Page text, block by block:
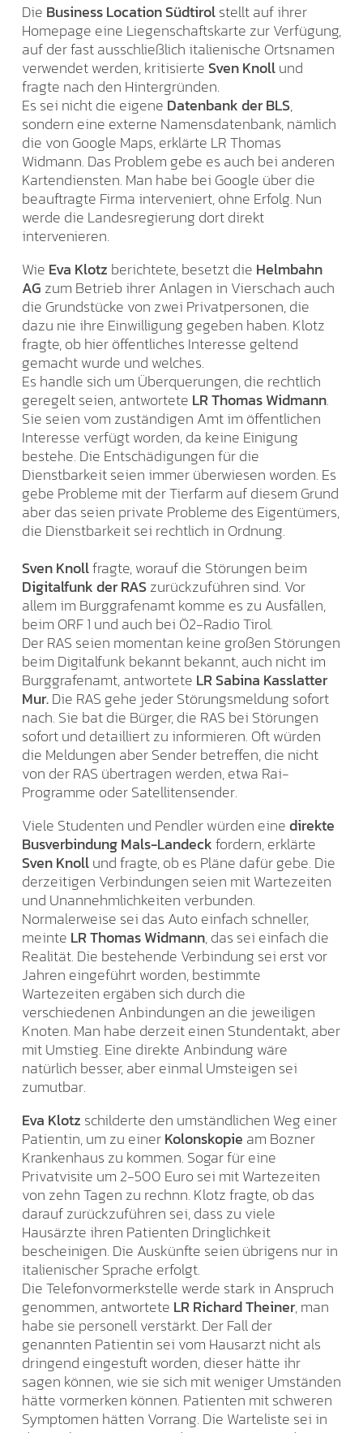
Die Business Location Südtirolstellt auf ihrer
Homepage eine Liegenschaftskarte zur Verfügung,
auf der fast ausschließlich italienische Ortsnamen
verwendet werden, kritisierteSven Knollund
fragte nach den Hintergründen.
Es sei nicht die eigene Datenbank der BLS,
sondern eine externe Namensdatenbank, nämlich
die von Google Maps, erklärte LR Thomas
Widmann. Das Problem gebe es auch bei anderen
Kartendiensten. Man habe bei Google über die
beauftragte Firma interveniert, ohne Erfolg. Nun
werde die Landesregierung dort direkt
intervenieren.
Wie Eva Klotz berichtete, besetzt die Helmbahn
AG zum Betrieb ihrer Anlagen in Vierschach auch
die Grundstücke von zwei Privatpersonen, die
dazu nie ihre Einwilligung gegeben haben. Klotz
fragte, ob hier öffentliches Interesse geltend
gemacht wurde und welches.
Es handle sich um Überquerungen, die rechtlich
geregelt seien, antwortete LR Thomas Widmann.
Sie seien vom zuständigen Amt im öffentlichen
Interesse verfügt worden, da keine Einigung
bestehe. Die Entschädigungen für die
Dienstbarkeit seien immer überwiesen worden. Es
gebe Probleme mit der Tierfarm auf diesem Grund
aber das seien private Probleme des Eigentümers,
die Dienstbarkeit sei rechtlich in Ordnung.
Sven Knollfragte, worauf die Störungen beim
Digitalfunk der RASzurückzuführen sind. Vor
allem im Burggrafenamt komme es zu Ausfällen,
beim ORF 1 und auch bei Ö2-Radio Tirol.
Der RAS seien momentan keine großen Störungen
beim Digitalfunk bekannt bekannt, auch nicht im
Burggrafenamt, antwortete LR Sabina Kasslatter
Mur.Die RAS gehe jeder Störungsmeldung sofort
nach. Sie bat die Bürger, die RAS bei Störungen
sofort und detailliert zu informieren. Oft würden
die Meldungen aber Sender betreffen, die nicht
von der RAS übertragen werden, etwa Rai-
Programme oder Satellitensender.
Viele Studenten und Pendler würden einedirekte
Busverbindung Mals-Landeckfordern, erklärte
Sven Knollund fragte, ob es Pläne dafür gebe. Die
derzeitigen Verbindungen seien mit Wartezeiten
und Unannehmlichkeiten verbunden.
Normalerweise sei das Auto einfach schneller,
meinte LR Thomas Widmann, das sei einfach die
Realität. Die bestehende Verbindung sei erst vor
Jahren eingeführt worden, bestimmte
Wartezeiten ergäben sich durch die
verschiedenen Anbindungen an die jeweiligen
Knoten. Man habe derzeit einen Stundentakt, aber
mit Umstieg. Eine direkte Anbindung wäre
natürlich besser, aber einmal Umsteigen sei
zumutbar.
Eva Klotz schilderte den umständlichen Weg einer
Patientin, um zu einerKolonskopie am Bozner
Krankenhaus zu kommen. Sogar für eine
Privatvisite um 2-500 Euro sei mit Wartezeiten
von zehn Tagen zu rechnn. Klotz fragte, ob das
darauf zurückzuführen sei, dass zu viele
Hausärzte ihren Patienten Dringlichkeit
bescheinigen. Die Auskünfte seien übrigens nur in
italienischer Sprache erfolgt.
Die Telefonvormerkstelle werde stark in Anspruch
genommen, antwortete LR Richard Theiner, man
habe sie personell verstärkt. Der Fall der
genannten Patientin sei vom Hausarzt nicht als
dringend eingestuft worden, dieser hätte ihr
sagen können, wie sie sich mit weniger Umständen
hätte vormerken können. Patienten mit schweren
Symptomen hätten Vorrang. Die Warteliste sei in